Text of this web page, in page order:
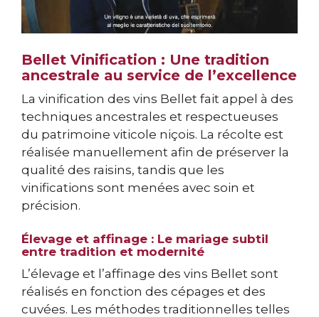
Bellet Vinification : Une tradition
ancestrale au service de l’excellence
La vinification des vins Bellet fait appel à des
techniques ancestrales et respectueuses
du patrimoine viticole niçois. La récolte est
réalisée manuellement afin de préserver la
qualité des raisins, tandis que les
vinifications sont menées avec soin et
précision.
Élevage et affinage : Le mariage subtil
entre tradition et modernité
L’élevage et l’affinage des vins Bellet sont
réalisés en fonction des cépages et des
cuvées. Les méthodes traditionnelles telles